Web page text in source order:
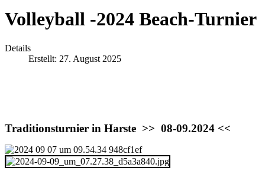
Volleyball -2024 Beach-Turnier
Details
Erstellt: 27. August 2025
Traditionsturnier in Harste >> 08-09.2024 <<